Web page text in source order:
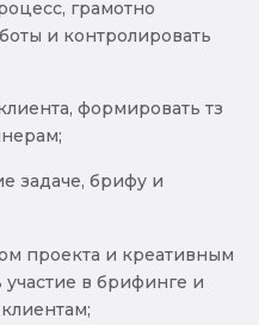
грамотно
и контролировать
формировать тз
задаче, брифу и
проекта и креативным
в брифинге и